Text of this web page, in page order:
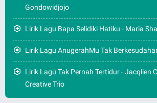
Gondowidjojo
Lirik Lagu Bapa Selidiki Hatiku - Maria
Lirik Lagu AnugerahMu Tak
Lirik Lagu Tak Pernah Tertidur - Jacqlien
Creative Trio